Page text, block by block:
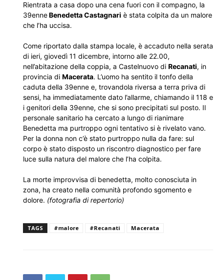
Rientrata a casa dopo una cena fuori con il compagno, la
39enneBenedetta Castagnari è stata colpita da un malore
che l’ha uccisa.
Come riportato dalla stampa locale, è accaduto nella serata
di ieri, giovedì 11 dicembre, intorno alle 22.00,
nell’abitazione della coppia, a Castelnuovo di Recanati, in
provincia di Macerata. L’uomo ha sentito il tonfo della
caduta della 39enne e, trovandola riversa a terra priva di
sensi, ha immediatamente dato l’allarme, chiamando il 118 e
i genitori della 39enne, che si sono precipitati sul posto. Il
personale sanitario ha cercato a lungo di rianimare
Benedetta ma purtroppo ogni tentativo si è rivelato vano.
Per la donna non c’è stato purtroppo nulla da fare: sul
corpo è stato disposto un riscontro diagnostico per fare
luce sulla natura del malore che l’ha colpita.
La morte improvvisa di benedetta, molto conosciuta in
zona, ha creato nella comunità profondo sgomento e
dolore. (fotografia di repertorio)
TAGS #malore #Recanati Macerata